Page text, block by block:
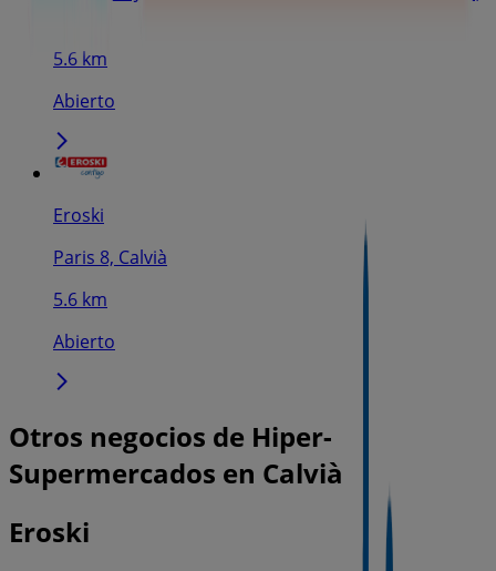
5.6 km
Abierto
Eroski
Paris 8, Calvià
5.6 km
Abierto
Otros negocios de Hiper-
Supermercados en Calvià
Eroski